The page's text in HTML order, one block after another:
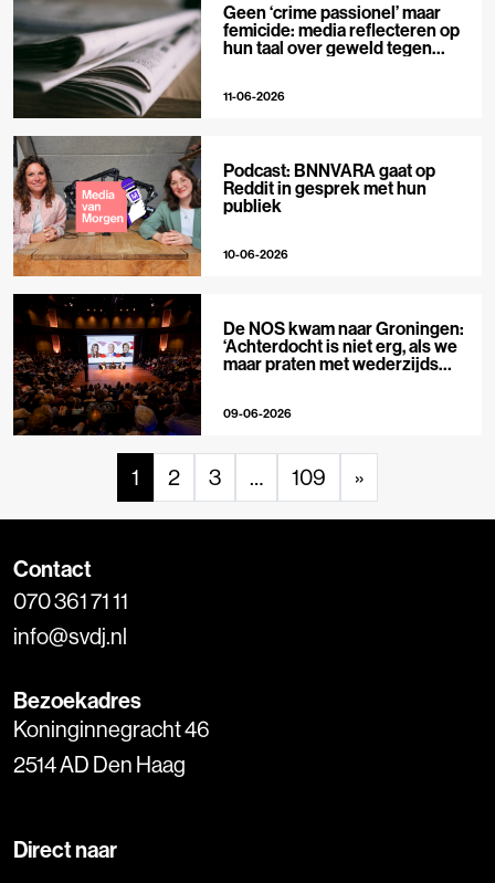
Geen ‘crime passionel’ maar
femicide: media reflecteren op
hun taal over geweld tegen
11-06-2026
Podcast: BNNVARA gaat op
Reddit in gesprek met hun
publiek
10-06-2026
De NOS kwam naar Groningen:
‘Achterdocht is niet erg, als we
maar praten met wederzijds
09-06-2026
1 2 3 … 109 »
Contact
070 361 71 11
info@svdj.nl
Bezoekadres
Koninginnegracht 46
2514 AD Den Haag
Direct naar